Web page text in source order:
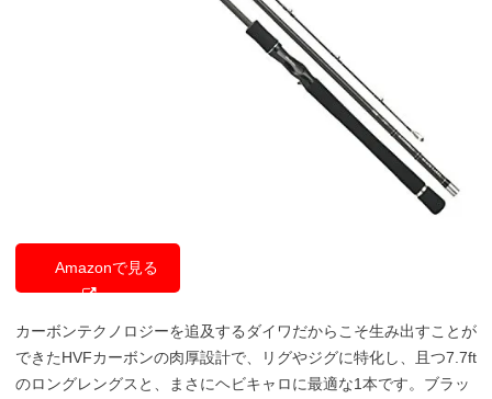
Amazonで見る
カーボンテクノロジーを追及するダイワだからこそ生み出すことが
できたHVFカーボンの肉厚設計で、リグやジグに特化し、且つ7.7ft
のロングレングスと、まさにヘビキャロに最適な1本です。ブラッ